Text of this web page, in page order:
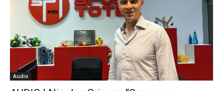
Audio